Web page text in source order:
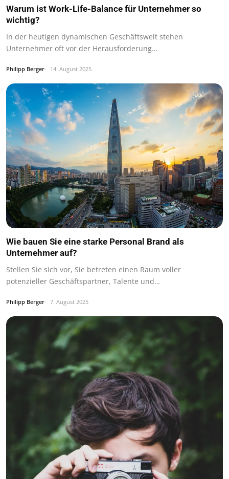
Warum ist Work-Life-Balance für Unternehmer so
wichtig?
In der heutigen dynamischen Geschäftswelt stehen
Unternehmer oft vor der Herausforderung…
Philipp Berger 14. August 2025
Wie bauen Sie eine starke Personal Brand als
Unternehmer auf?
Stellen Sie sich vor, Sie betreten einen Raum voller
potenzieller Geschäftspartner, Talente und…
Philipp Berger 7. August 2025